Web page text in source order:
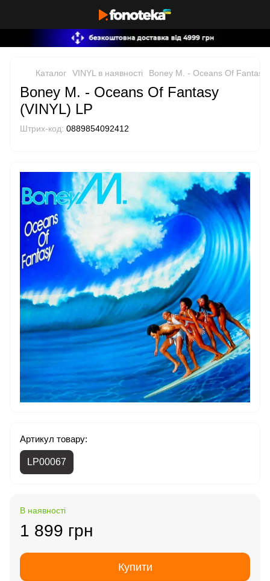
Каталог VINYL в наявності Boney M. - Oceans Of Fantasy
Boney M. - Oceans Of Fantasy
(VINYL) LP
Штрих-код: 0889854092412
Артикул товару:
LP00067
В наявності
1 899 грн
Купити